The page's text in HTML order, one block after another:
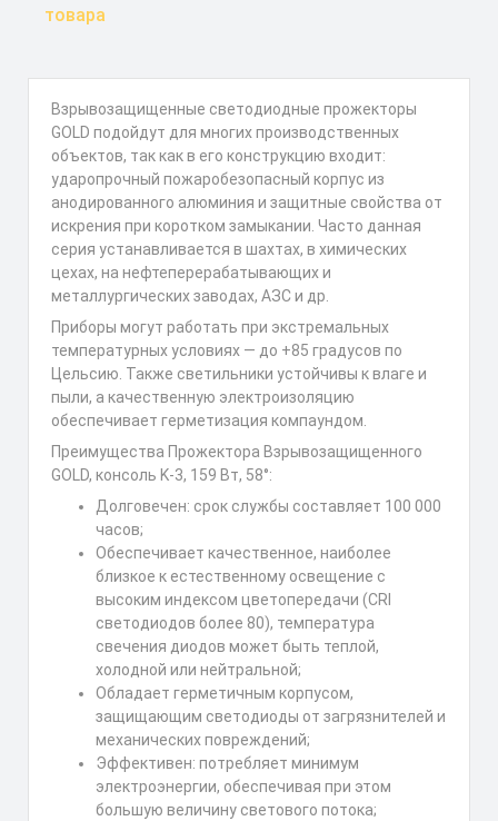
товара
Взрывозащищенные светодиодные прожекторы
GOLD подойдут для многих производственных
объектов, так как в его конструкцию входит:
ударопрочный пожаробезопасный корпус из
анодированного алюминия и защитные свойства от
искрения при коротком замыкании. Часто данная
серия устанавливается в шахтах, в химических
цехах, на нефтеперерабатывающих и
металлургических заводах, АЗС и др.
Приборы могут работать при экстремальных
температурных условиях — до +85 градусов по
Цельсию. Также светильники устойчивы к влаге и
пыли, а качественную электроизоляцию
обеспечивает герметизация компаундом.
Преимущества Прожектора Взрывозащищенного
GOLD, консоль K-3, 159 Вт, 58°:
Долговечен: срок службы составляет 100 000
часов;
Обеспечивает качественное, наиболее
близкое к естественному освещение с
высоким индексом цветопередачи (CRI
светодиодов более 80), температура
свечения диодов может быть теплой,
холодной или нейтральной;
Обладает герметичным корпусом,
защищающим светодиоды от загрязнителей и
механических повреждений;
Эффективен: потребляет минимум
электроэнергии, обеспечивая при этом
большую величину светового потока;